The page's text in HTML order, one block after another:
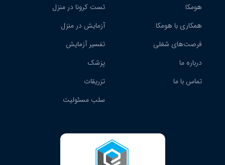
هومکا
همکاری با هومکا
فرصت‌های شغلی
درباره ما
تماس با ما
تست کرونا در منزل
آزمایش در منزل
تفسیر آزمایش
پزشک
تزریقات
سلب مسئولیت